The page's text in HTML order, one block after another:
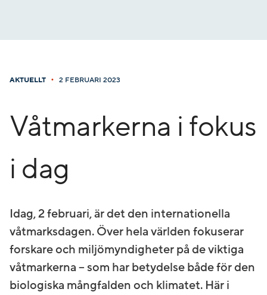
AKTUELLT • 2 FEBRUARI 2023
Våtmarkerna i fokus
i dag
Idag, 2 februari, är det den internationella
våtmarksdagen. Över hela världen fokuserar
forskare och miljömyndigheter på de viktiga
våtmarkerna – som har betydelse både för den
biologiska mångfalden och klimatet. Här i